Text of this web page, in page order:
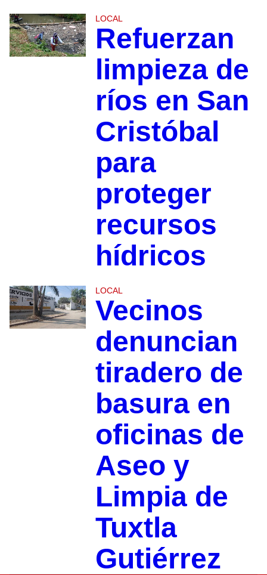
LOCAL
Refuerzan
limpieza de
ríos en San
Cristóbal
para
proteger
recursos
hídricos
LOCAL
Vecinos
denuncian
tiradero de
basura en
oficinas de
Aseo y
Limpia de
Tuxtla
Gutiérrez